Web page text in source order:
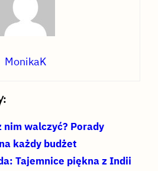
MonikaK
walczyć? Porady
każdy budżet
Tajemnice piękna z Indii